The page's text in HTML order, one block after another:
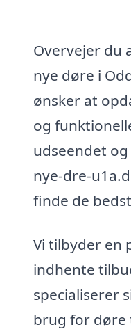
Overvejer du
nye døre i
ønsker at
og
udseendet
nye-dre-
finde de
Vi tilbyder en
indhente
specialiserer
brug for døre